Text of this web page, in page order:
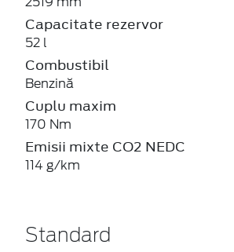
Capacitate rezervor
52 l
Combustibil
Benzină
Cuplu maxim
170 Nm
Emisii mixte CO2 NEDC
114 g/km
Standard